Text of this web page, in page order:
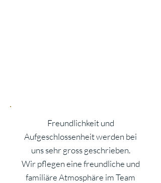
Freundlichkeit und
Aufgeschlossenheit werden bei
uns sehr gross geschrieben.
Wir pflegen eine freundliche und
familiäre Atmosphäre im Team